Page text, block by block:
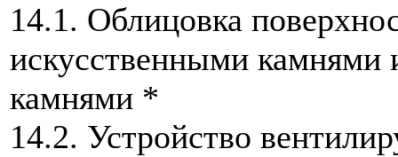
14.1. Облицовка
искусственными
камнями *
14.2. Устройство